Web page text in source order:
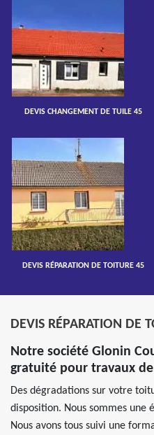
DEVIS CHANGEMENT DE TUILE 45
DEVIS RÉPARATION DE TOITURE 45
DEVIS RÉPARATION DE
Notre société Glonin
gratuité pour travaux
Des dégradations sur votre
disposition. Nous sommes une
Nous avons tous suivi une